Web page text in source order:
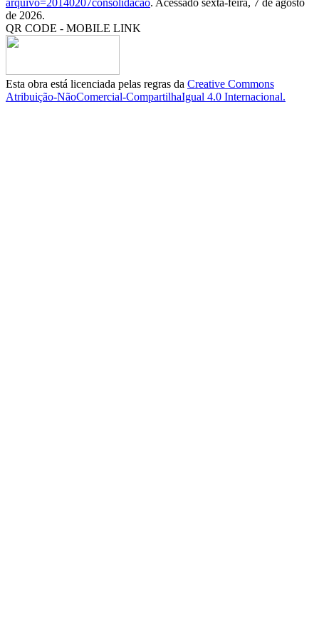
arquivo=20140207consolidacao. Acessado sexta-feira, 7 de agosto
de 2026.
QR CODE - MOBILE LINK
Esta obra está licenciada pelas regras da Creative Commons
Atribuição-NãoComercial-CompartilhaIgual 4.0 Internacional.